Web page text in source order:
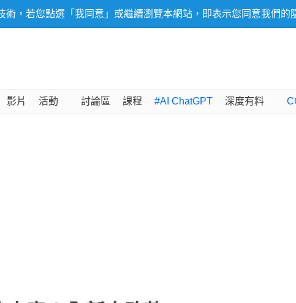
，若您點選「我同意」或繼續瀏覽本網站，即表示您同意我們的
影片 活動 討論區 課程 #AI ChatGPT 深度有料